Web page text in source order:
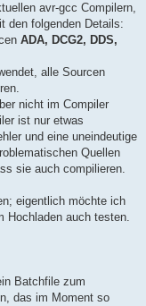
avr-gcc Compilern,
den folgenden Details:
ADA, DCG2, DDS,
alle Sourcen
nicht im Compiler
ist nur etwas
und eine uneindeutige
Quellen
sie auch compilieren.
eigentlich möchte ich
Hochladen auch testen.
Batchfile zum
das im Moment so